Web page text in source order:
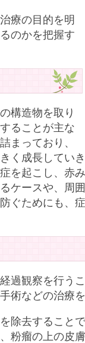
療の目的を明
のかを把握す
構造物を取り
ることが主な
まっており、
く成長してい
を起こし、赤
ケースや、周
ぐためにも、
過観察を行う
術などの治療
除去すること
粉瘤の上の皮